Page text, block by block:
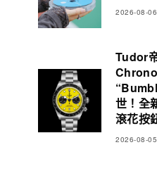
2026-08-06
Tudor
世！全
滾花按
2026-08-05